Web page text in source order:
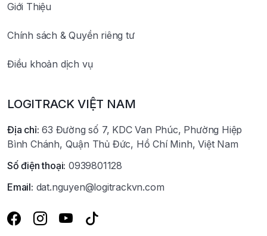
Giới Thiệu
Chính sách & Quyền riêng tư
Điều khoản dịch vụ
LOGITRACK VIỆT NAM
Địa chỉ: 63 Đường số 7, KDC Van Phúc, Phường Hiệp
Bình Chánh, Quận Thủ Đức, Hồ Chí Minh, Việt Nam
Số điện thoại: 0939801128
Email: dat.nguyen@logitrackvn.com